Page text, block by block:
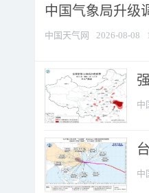
中国气象局升级
中国天气网 2026-08-08
中
中